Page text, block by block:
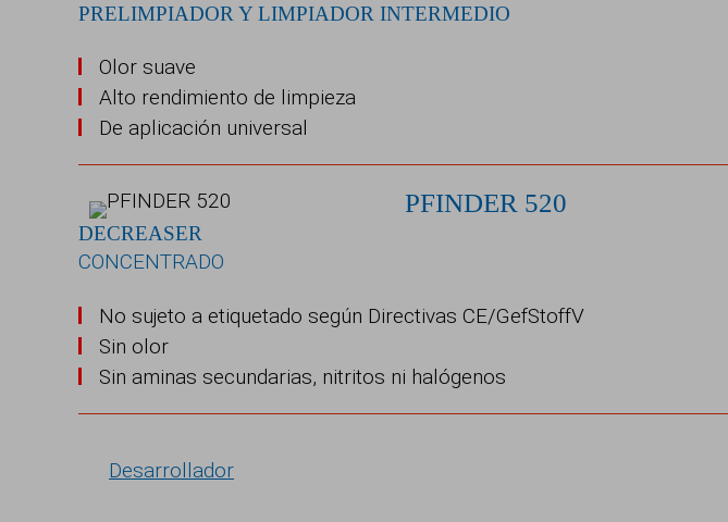
PRELIMPIADOR Y LIMPIADOR INTERMEDIO
Olor suave
Alto rendimiento de limpieza
De aplicación universal
PFINDER 520
DECREASER
CONCENTRADO
No sujeto a etiquetado según Directivas CE/GefStoffV
Sin olor
Sin aminas secundarias, nitritos ni halógenos
Desarrollador